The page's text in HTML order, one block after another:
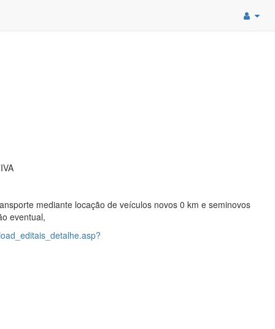
mediante locação de veículos novos 0 km e seminovos
eventual,